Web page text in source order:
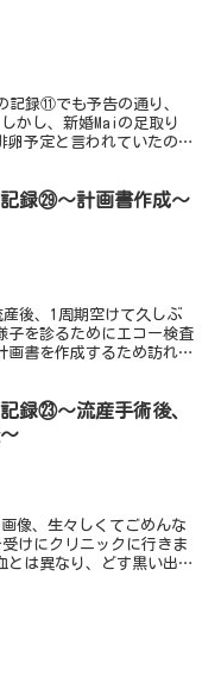
記録⑪でも予告の通り、
かし、新婚Maiの足取り
卵予定と言われていたので
録㉙～計画書作成～
後、1周期空けて久しぶ
子を診るためにエコー検査
画書を作成するため訪れま
録㉓～流産手術後、
像、生々しくてごめんな
けにクリニックに行きま
とは異なり、どす黒い出血